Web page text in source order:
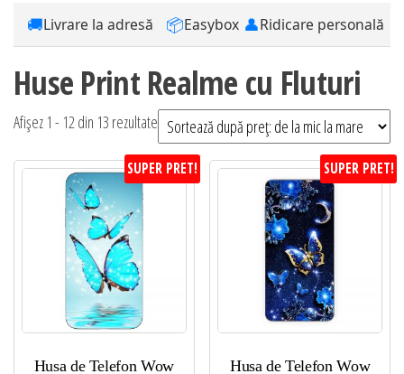
🚚Livrare la adresă 📦Easybox 👤Ridicare personală
Huse Print Realme cu Fluturi
Afișez 1 - 12 din 13 rezultate Sortat
după
preț:
SUPER PRET!
Husa de Telefon Wow
SUPER PRET!
Husa de Telefon Wow